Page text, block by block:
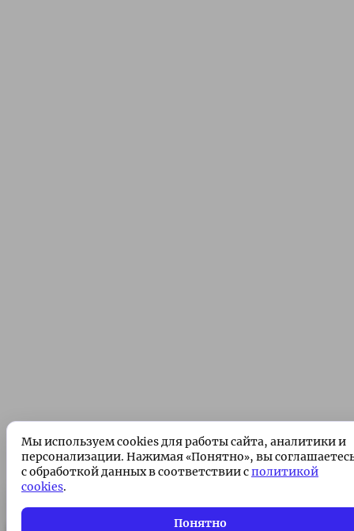
Подписка без рекламы 🌟
Всего 49 ₽/месяц. Поддержите проект!
Мы используем cookies для работы сайта, аналитики и
персонализации. Нажимая «Понятно», вы
с обработкой данных в соответствии сполитикой
cookies.
Понятно